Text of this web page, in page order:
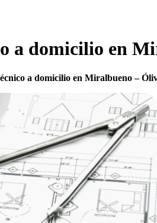
a domicilio en
a domicilio en Miralbueno –